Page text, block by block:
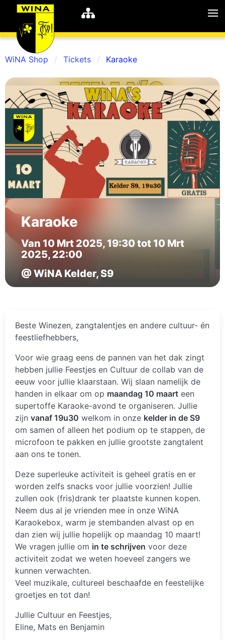
WiNA MyWiNA
Career
Shop
Studie
Home
Schachten
WiNA Shop Tickets Karaoke
Karaoke
Van 10 Mrt 2025, 19:30 tot 10 Mrt
2025, 22:00
@ WiNA Kelder, S9
Beste Winezen, zangtalentjes en andere cultuur- én
feestliefhebbers,
Voor wie graag eens de pannen van het dak zingt
hebben jullie Feestjes en Cultuur de collab van de
eeuw voor jullie klaarstaan. Wij slaan namelijk de
handen in elkaar om op maandag 10 maart een
supertoffe Karaoke-avond te organiseren. Jullie
zijn vanaf 19u30 welkom in onze kelder in de S9
om samen of alleen het podium op te stappen, de
microfoon te pakken en jullie grootste zangtalent
aan ons te tonen.
Deze superleuke activiteit is geheel gratis en er
worden zelfs snacks voor jullie voorzien! Jullie
zullen ook (fris)drank ter plaatste kunnen kopen.
Neem dus al je vrienden mee in onze WiNA
Karaokebox, warm je stembanden alvast op en
dan zien wij jullie hopelijk op maandag 10 maart!
We vragen jullie om in te schrijven voor deze
activiteit zodat we weten hoeveel zangers we
kunnen verwachten.
Veel muzikale, cultureel beschaafde en feestelijke
groetjes en tot dan!
Jullie Cultuur en Feestjes,
Eline, Mats en Benjamin